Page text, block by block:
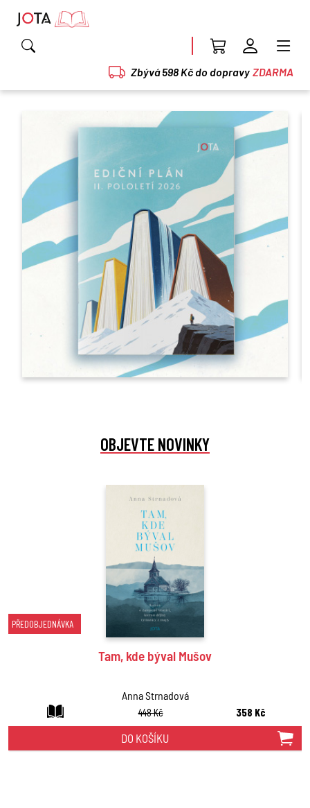
Zbývá 598 Kč do dopravy ZDARMA
OBJEVTE NOVINKY
PŘEDOBJEDNÁVKA
Tam, kde býval Mušov
Anna Strnadová
448 Kč
358 Kč
DO KOŠÍKU